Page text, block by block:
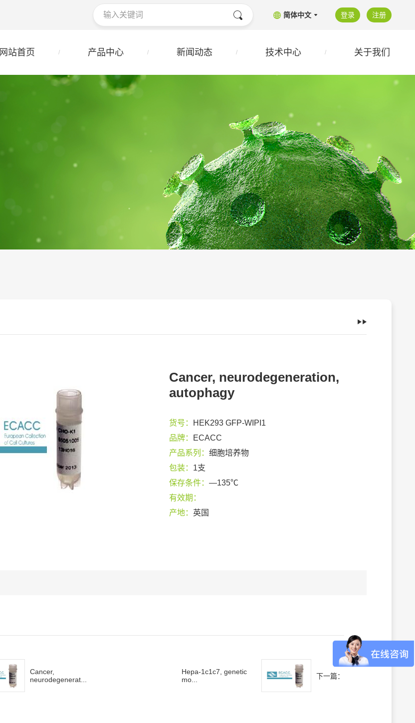
简体中文 登录 注册
网站首页 产品中心 新闻动态 技术中心 关于我们
Cancer, neurodegeneration,
autophagy
货号：
HEK293 GFP-WIPI1
品牌：
ECACC
产品系列： 细胞培养物
包装： 1支
保存条件： —135℃
有效期：
产地： 英国
Cancer,
neurodegenerat...
Hepa-1c1c7, genetic
mo...
下一篇：